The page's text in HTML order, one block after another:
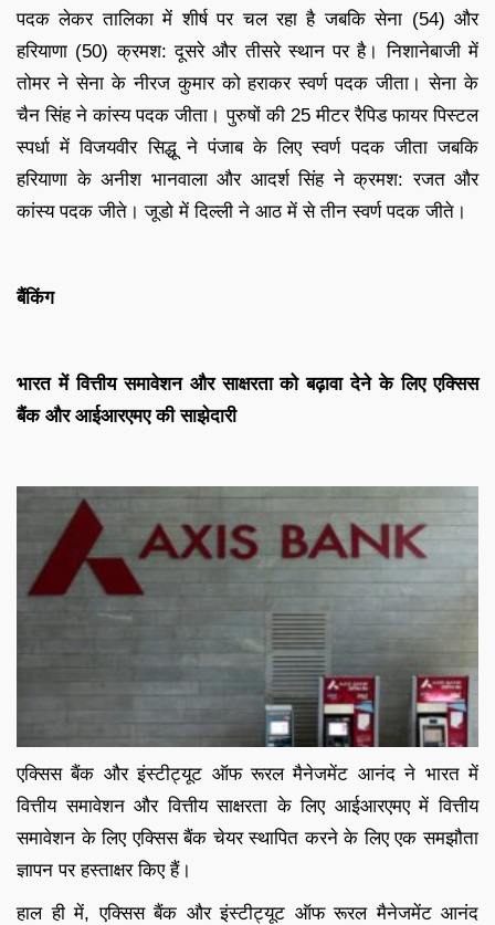
पदक लेकर तालिका में शीर्ष पर चल रहा है जबकि सेना (54) और
हरियाणा (50) क्रमश: दूसरे और तीसरे स्थान पर है। निशानेबाजी में
तोमर ने सेना के नीरज कुमार को हराकर स्वर्ण पदक जीता। सेना के
चैन सिंह ने कांस्य पदक जीता। पुरुषों की 25 मीटर रैपिड फायर पिस्टल
स्पर्धा में विजयवीर सिद्धू ने पंजाब के लिए स्वर्ण पदक जीता जबकि
हरियाणा के अनीश भानवाला और आदर्श सिंह ने क्रमश: रजत और
कांस्य पदक जीते। जूडो में दिल्ली ने आठ में से तीन स्वर्ण पदक जीते।
बैंकिंग
भारत में वित्तीय समावेशन और साक्षरता को बढ़ावा देने के लिए एक्सिस
बैंक और आईआरएमए की साझेदारी
एक्सिस बैंक और इंस्टीट्यूट ऑफ रूरल मैनेजमेंट आनंद ने भारत में
वित्तीय समावेशन और वित्तीय साक्षरता के लिए आईआरएमए में वित्तीय
समावेशन के लिए एक्सिस बैंक चेयर स्थापित करने के लिए एक समझौता
ज्ञापन पर हस्ताक्षर किए हैं।
हाल ही में, एक्सिस बैंक और इंस्टीट्यूट ऑफ रूरल मैनेजमेंट आनंद